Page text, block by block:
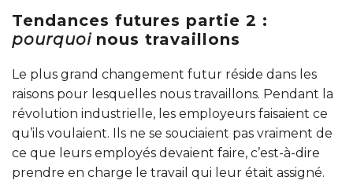
Tendances futures partie 2 :
pourquoi nous travaillons
Le plus grand changement futur réside dans les
raisons pour lesquelles nous travaillons. Pendant la
révolution industrielle, les employeurs faisaient ce
qu’ils voulaient. Ils ne se souciaient pas vraiment de
ce que leurs employés devaient faire, c’est-à-dire
prendre en charge le travail qui leur était assigné.